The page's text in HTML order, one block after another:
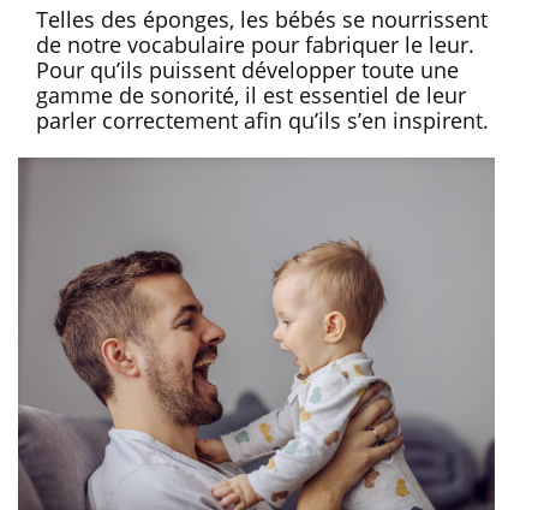
Telles des éponges, les bébés se nourrissent
de notre vocabulaire pour fabriquer le leur.
Pour qu’ils puissent développer toute une
gamme de sonorité, il est essentiel de leur
parler correctement afin qu’ils s’en inspirent.